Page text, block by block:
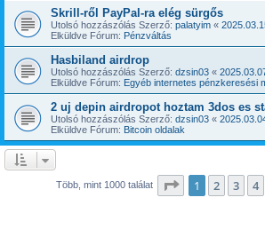
Skrill-ről PayPal-ra elég sürgős
Utolsó hozzászólás Szerző: palatyim «
Elküldve Fórum: Pénzváltás
Hasbiland airdrop
Utolsó hozzászólás Szerző: dzsin03 «
Elküldve Fórum: Egyéb internetes pénzkeresési
2 uj depin airdropot hoztam 3dos es
Utolsó hozzászólás Szerző: dzsin03 «
Elküldve Fórum: Bitcoin oldalak
Több, mint 1000 találat Oldal:1 40
1 2 3 4